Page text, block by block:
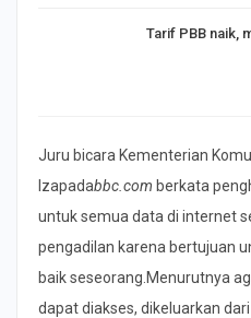
Tarif PBB naik,
Juru bicara Kementerian
Izapadabbc.com berkata
untuk semua data di internet
pengadilan karena bertujuan
baik seseorang.Menurutnya
dapat diakses, dikeluarkan